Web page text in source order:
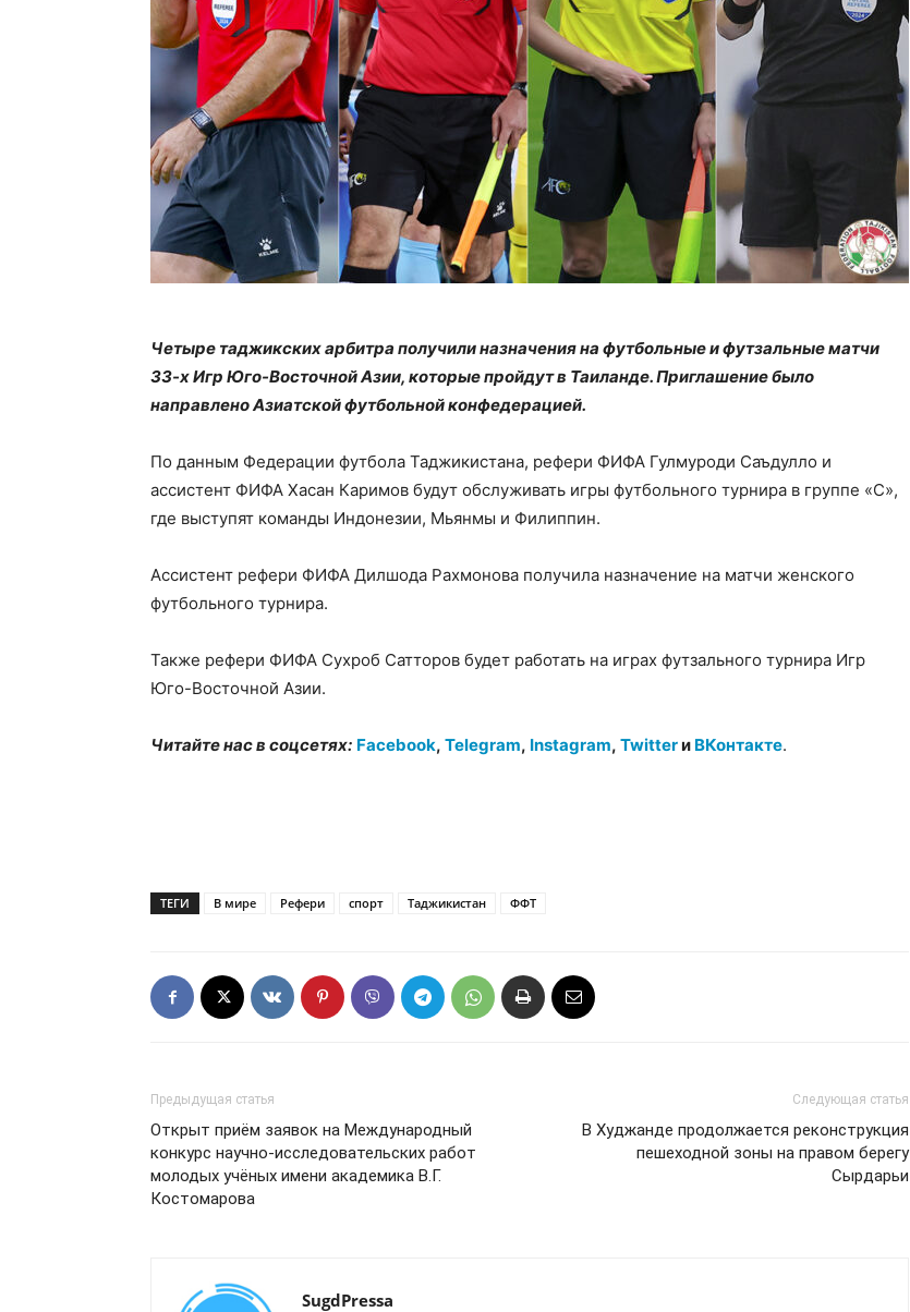
Четыре таджикских арбитра получили назначения на футбольные и футзальные матчи
33-х Игр Юго-Восточной Азии, которые пройдут в Таиланде. Приглашение было
направлено Азиатской футбольной конфедерацией.
По данным Федерации футбола Таджикистана, рефери ФИФА Гулмуроди Саъдулло и
ассистент ФИФА Хасан Каримов будут обслуживать игры футбольного турнира в группе «С»,
где выступят команды Индонезии, Мьянмы и Филиппин.
Ассистент рефери ФИФА Дилшода Рахмонова получила назначение на матчи женского
футбольного турнира.
Также рефери ФИФА Сухроб Сатторов будет работать на играх футзального турнира Игр
Юго-Восточной Азии.
Читайте нас в соцсетях: Facebook, Telegram, Instagram, Twitterи ВКонтакте.
ТЕГИ В мире Рефери спорт Таджикистан ФФТ
Предыдущая статья
Открыт приём заявок на Международный
конкурс научно-исследовательских работ
молодых учёных имени академика В.Г.
Костомарова
Следующая статья
В Худжанде продолжается реконструкция
пешеходной зоны на правом берегу
Сырдарьи
SugdPressa